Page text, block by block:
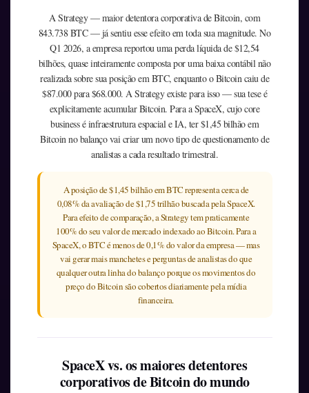
A Strategy — maior detentora corporativa de Bitcoin, com
843.738 BTC — já sentiu esse efeito em toda sua magnitude. No
Q1 2026, a empresa reportou uma perda líquida de $12,54
bilhões, quase inteiramente composta por uma baixa contábil não
realizada sobre sua posição em BTC, enquanto o Bitcoin caiu de
$87.000 para $68.000. A Strategy existe para isso — sua tese é
explicitamente acumular Bitcoin. Para a SpaceX, cujo core
business é infraestrutura espacial e IA, ter $1,45 bilhão em
Bitcoin no balanço vai criar um novo tipo de questionamento de
analistas a cada resultado trimestral.
A posição de $1,45 bilhão em BTC representa cerca de
0,08% da avaliação de $1,75 trilhão buscada pela SpaceX.
Para efeito de comparação, a Strategy tem praticamente
100% do seu valor de mercado indexado ao Bitcoin. Para a
SpaceX, o BTC é menos de 0,1% do valor da empresa — mas
vai gerar mais manchetes e perguntas de analistas do que
qualquer outra linha do balanço porque os movimentos do
preço do Bitcoin são cobertos diariamente pela mídia
financeira.
SpaceX vs. os maiores detentores
corporativos de Bitcoin do mundo